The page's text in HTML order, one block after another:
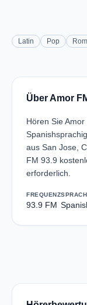
Latin Pop
Über Amor
Hören Sie
aus San Jose,
FM 93.9
erforderlich.
FREQUENZ
93.9 FM